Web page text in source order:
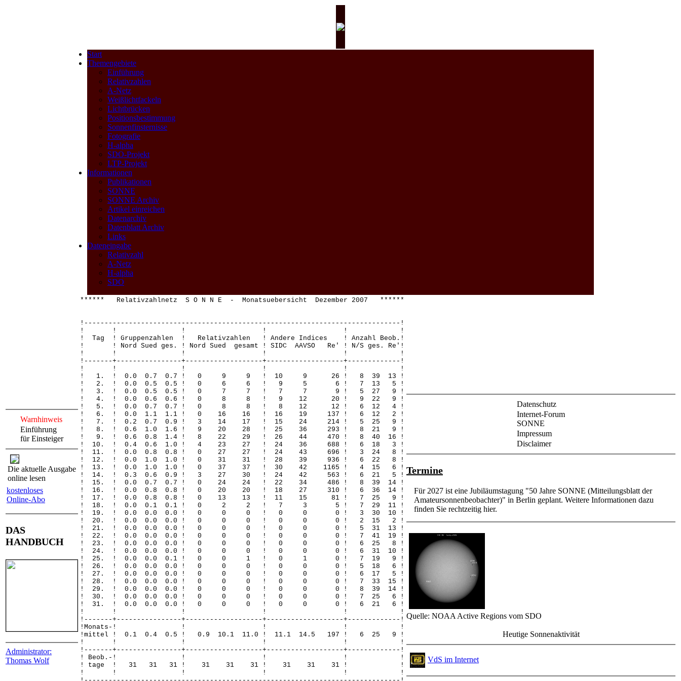
Start
Themengebiete
Einführung
Relativzahlen
A-Netz
Weißlichtfackeln
Lichtbrücken
Positionsbestimmung
Sonnenfinsternisse
Fotografie
H-alpha
SDO-Projekt
LTP-Projekt
Informationen
Publikationen
SONNE
SONNE Archiv
Artikel einreichen
Datenarchiv
Datenblatt Archiv
Links
Dateneingabe
Relativzahl
A-Netz
H-alpha
SDO
Warnhinweis
Einführung
für Einsteiger
Die aktuelle Ausgabe
online lesen
kostenloses
Online-Abo
DAS
HANDBUCH
Administrator:
Thomas Wolf
****** Relativzahlnetz S O N N E - Monatsuebersicht Dezember 2007 ******
!------------------------------------------------------------------------------!
! ! ! ! ! !
! Tag ! Gruppenzahlen ! Relativzahlen ! Andere Indices ! Anzahl Beob.!
! ! Nord Sued ges. ! Nord Sued gesamt ! SIDC AAVSO Re' ! N/S ges. Re'!
! ! ! ! ! !
!-------+----------------+-------------------+-------------------+-------------!
! ! ! ! ! !
! 1. ! 0.0 0.7 0.7 ! 0 9 9 ! 10 9 26 ! 8 39 13 !
! 2. ! 0.0 0.5 0.5 ! 0 6 6 ! 9 5 6 ! 7 13 5 !
! 3. ! 0.0 0.5 0.5 ! 0 7 7 ! 7 7 9 ! 5 27 9 !
! 4. ! 0.0 0.6 0.6 ! 0 8 8 ! 9 12 20 ! 9 22 9 !
! 5. ! 0.0 0.7 0.7 ! 0 8 8 ! 8 12 12 ! 6 12 4 !
! 6. ! 0.0 1.1 1.1 ! 0 16 16 ! 16 19 137 ! 6 12 2 !
! 7. ! 0.2 0.7 0.9 ! 3 14 17 ! 15 24 214 ! 5 25 9 !
! 8. ! 0.6 1.0 1.6 ! 9 20 28 ! 25 36 293 ! 8 21 9 !
! 9. ! 0.6 0.8 1.4 ! 8 22 29 ! 26 44 470 ! 8 40 16 !
! 10. ! 0.4 0.6 1.0 ! 4 23 27 ! 24 36 688 ! 6 18 3 !
! 11. ! 0.0 0.8 0.8 ! 0 27 27 ! 24 43 696 ! 3 24 8 !
! 12. ! 0.0 1.0 1.0 ! 0 31 31 ! 28 39 936 ! 6 22 8 !
! 13. ! 0.0 1.0 1.0 ! 0 37 37 ! 30 42 1165 ! 4 15 6 !
! 14. ! 0.3 0.6 0.9 ! 3 27 30 ! 24 42 563 ! 6 21 5 !
! 15. ! 0.0 0.7 0.7 ! 0 24 24 ! 22 34 486 ! 8 39 14 !
! 16. ! 0.0 0.8 0.8 ! 0 20 20 ! 18 27 310 ! 6 36 14 !
! 17. ! 0.0 0.8 0.8 ! 0 13 13 ! 11 15 81 ! 7 25 9 !
! 18. ! 0.0 0.1 0.1 ! 0 2 2 ! 7 3 5 ! 7 29 11 !
! 19. ! 0.0 0.0 0.0 ! 0 0 0 ! 0 0 0 ! 3 30 10 !
! 20. ! 0.0 0.0 0.0 ! 0 0 0 ! 0 0 0 ! 2 15 2 !
! 21. ! 0.0 0.0 0.0 ! 0 0 0 ! 0 0 0 ! 5 31 13 !
! 22. ! 0.0 0.0 0.0 ! 0 0 0 ! 0 0 0 ! 7 41 19 !
! 23. ! 0.0 0.0 0.0 ! 0 0 0 ! 0 0 0 ! 6 25 8 !
! 24. ! 0.0 0.0 0.0 ! 0 0 0 ! 0 0 0 ! 6 31 10 !
! 25. ! 0.0 0.0 0.1 ! 0 0 1 ! 0 1 0 ! 7 19 9 !
! 26. ! 0.0 0.0 0.0 ! 0 0 0 ! 0 0 0 ! 5 18 6 !
! 27. ! 0.0 0.0 0.0 ! 0 0 0 ! 0 0 0 ! 6 17 5 !
! 28. ! 0.0 0.0 0.0 ! 0 0 0 ! 0 0 0 ! 7 33 15 !
! 29. ! 0.0 0.0 0.0 ! 0 0 0 ! 0 0 0 ! 8 39 14 !
! 30. ! 0.0 0.0 0.0 ! 0 0 0 ! 0 0 0 ! 7 25 6 !
! 31. ! 0.0 0.0 0.0 ! 0 0 0 ! 0 0 0 ! 6 21 6 !
! ! ! ! ! !
!-------+----------------+-------------------+-------------------+-------------!
!Monats-! ! ! ! !
!mittel ! 0.1 0.4 0.5 ! 0.9 10.1 11.0 ! 11.1 14.5 197 ! 6 25 9 !
! ! ! ! ! !
!-------+----------------+-------------------+-------------------+-------------!
! Beob.-! ! ! ! !
! tage ! 31 31 31 ! 31 31 31 ! 31 31 31 ! !
! ! ! ! ! !
Datenschutz
Internet-Forum
SONNE
Impressum
Disclaimer
Termine
Für 2027 ist eine Jubiläumstagung "50 Jahre SONNE (Mitteilungsblatt der
Amateursonnenbeobachter)" in Berlin geplant. Weitere Informationen dazu
finden Sie rechtzeitig hier.
Quelle: NOAA Active Regions vom SDO
Heutige Sonnenaktivität
VdS im Internet